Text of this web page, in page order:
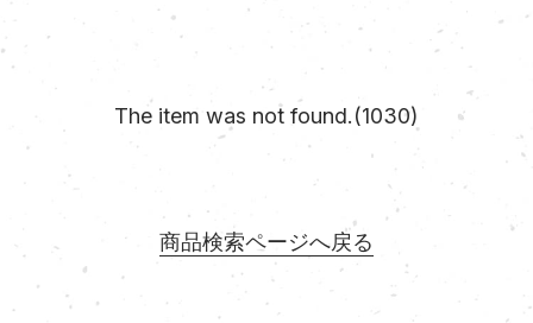
The item was not found.(1030)
商品検索ページへ戻る